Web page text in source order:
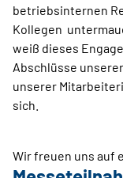
betriebsinternen
Kollegen
weiß dieses
Abschlüsse
unserer
sich.
Wir freuen uns auf